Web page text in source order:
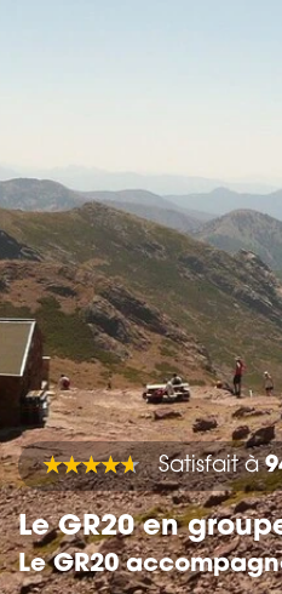
Satisfait à
Le GR20 en
Le GR20